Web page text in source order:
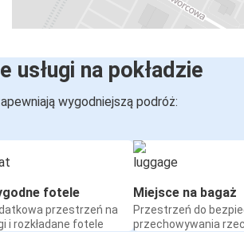
usługi na pokładzie
wygodniejszą podróż:
fotele
przestrzeń na
i rozkładane fotele
Miejsce na bagaż
Przestrzeń do
przechowywania